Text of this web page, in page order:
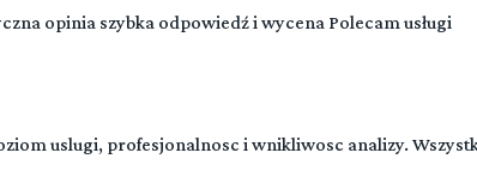
opinia szybka odpowiedź i wycena Polecam usługi
uslugi, profesjonalnosc i wnikliwosc analizy.